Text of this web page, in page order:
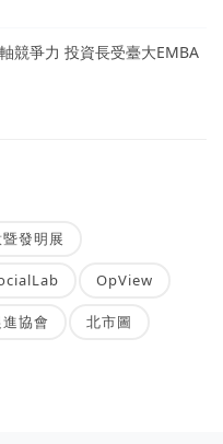
競爭力 投資長受臺大EMBA
發明展
OpView
協會 北市圖